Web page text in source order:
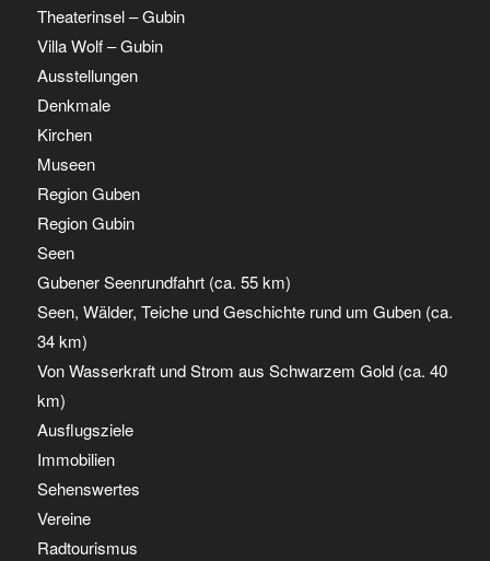
Theaterinsel – Gubin
Villa Wolf – Gubin
Ausstellungen
Denkmale
Kirchen
Museen
Region Guben
Region Gubin
Seen
Gubener Seenrundfahrt (ca. 55 km)
Seen, Wälder, Teiche und Geschichte rund um Guben (ca.
34 km)
Von Wasserkraft und Strom aus Schwarzem Gold (ca. 40
km)
Ausflugsziele
Immobilien
Sehenswertes
Vereine
Radtourismus